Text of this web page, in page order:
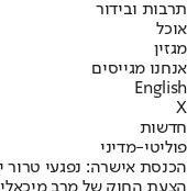
תרבות ובידור
אוכל
מגזין
אנחנו מגייסים
English
X
חדשות
פוליטי-מדיני
הכנסת אישרה: נפגעי טרור